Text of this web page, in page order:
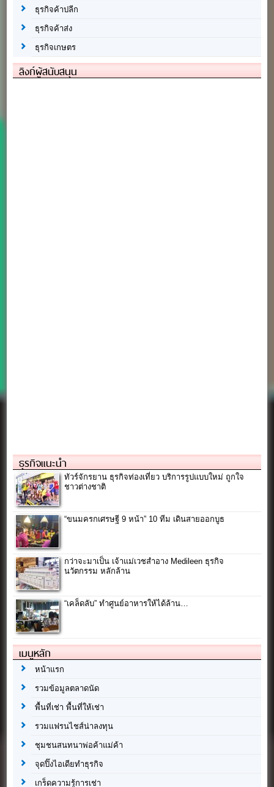
ธุรกิจค้าปลีก
ธุรกิจค้าส่ง
ธุรกิจเกษตร
ลิงก์ผู้สนับสนุน
ธุรกิจแนะนำ
ทัวร์จักรยาน ธุรกิจท่องเที่ยว บริการรูปแบบใหม่ ถูกใจ
ชาวต่างชาติ
“ขนมครกเศรษฐี 9 หน้า” 10 ทีม เดินสายออกบูธ
กว่าจะมาเป็น เจ้าแม่เวชสำอาง Medileen ธุรกิจ
นวัตกรรม หลักล้าน
“เคล็ดลับ” ทำศูนย์อาหารให้ได้ล้าน…
เมนูหลัก
หน้าแรก
รวมข้อมูลตลาดนัด
พื้นที่เช่า พื้นที่ให้เช่า
รวมแฟรนไชส์น่าลงทุน
ชุมชนสนทนาพ่อค้าแม่ค้า
จุดปิ๊งไอเดียทำธุรกิจ
เกร็ดความรู้การเช่า